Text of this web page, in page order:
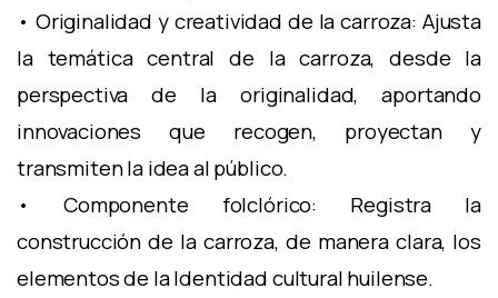
• Originalidad y creatividad de la carroza: Ajusta
la temática central de la carroza, desde la
perspectiva de la originalidad, aportando
innovaciones que recogen, proyectan y
transmiten la idea al público.
• Componente folclórico: Registra la
construcción de la carroza, de manera clara, los
elementos de la Identidad cultural huilense.